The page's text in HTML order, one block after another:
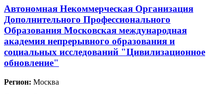
Автономная Некоммерческая Организация
Дополнительного Профессионального
Образования Московская международная
академия непрерывного образования и
социальных исследований "Цивилизационное
обновление"
Регион: Москва